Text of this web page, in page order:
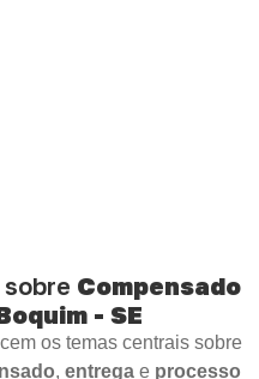
Compensado
- SE
os temas centrais sobre
, entrega e processo